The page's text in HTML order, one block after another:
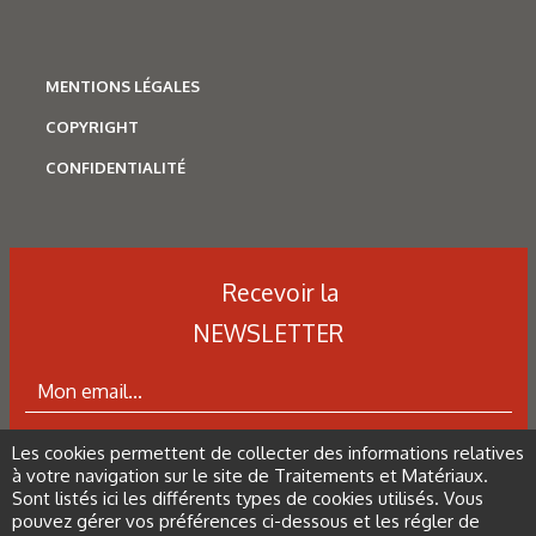
Hydrogène
Caractérisation des hydrures
techniques d’analyse
MENTIONS LÉGALES
COPYRIGHT
CONFIDENTIALITÉ
Recevoir la
NEWSLETTER
ABONNEZ-VOUS À LA NEWSLETTER
Les cookies permettent de collecter des informations relatives
à votre navigation sur le site de Traitements et Matériaux.
Sont listés ici les différents types de cookies utilisés. Vous
pouvez gérer vos préférences ci-dessous et les régler de